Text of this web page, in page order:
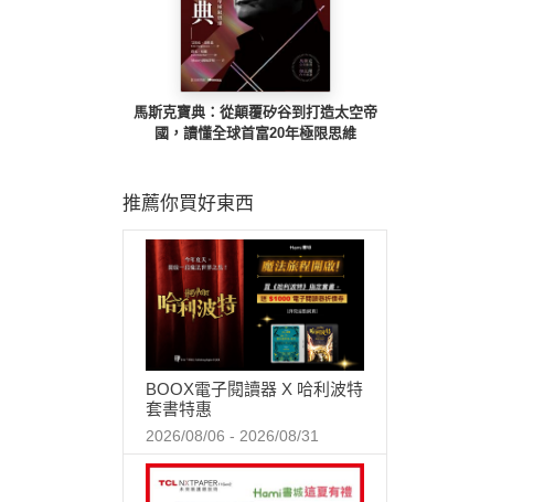
馬斯克寶典：從顛覆矽谷到打造太空帝
國，讀懂全球首富20年極限思維
推薦你買好東西
BOOX電子閱讀器 X 哈利波特
套書特惠
2026/08/06 - 2026/08/31